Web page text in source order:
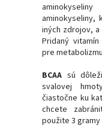
iných zdrojov,
Pridaný
pre
BCAA sú
svalovej
čiastočne ku
chcete
použite 3 gramy